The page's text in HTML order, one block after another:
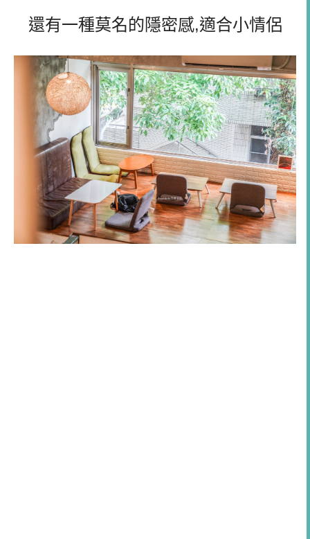
還有一種莫名的隱密感,適合小情侶